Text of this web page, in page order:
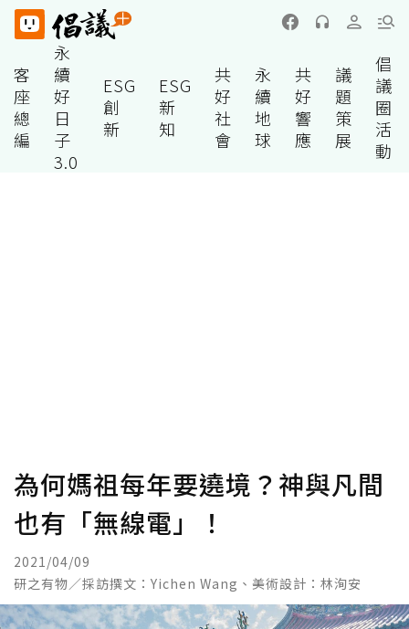
客
座
總
編
永
續
好
日
子
3.0
ESG
創
新
ESG
新
知
共
好
社
會
永
續
地
球
共
好
響
應
議
題
策
展
倡
議
圈
活
動
為何媽祖每年要遶境？神與凡間
也有「無線電」！
2021/04/09
研之有物／採訪撰文：Yichen Wang、美術設計：林洵安